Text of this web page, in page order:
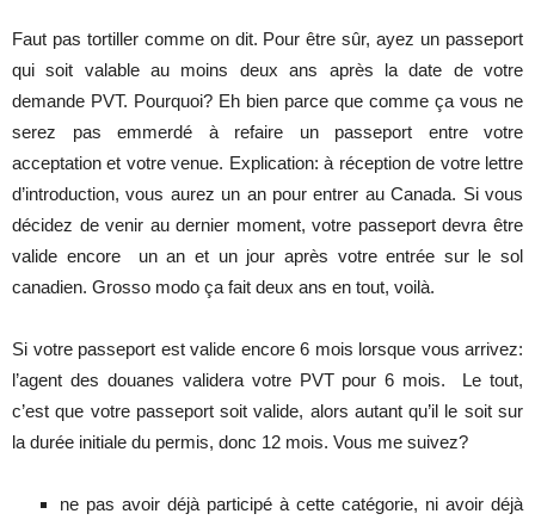
Faut pas tortiller comme on dit. Pour être sûr, ayez un passeport
qui soit valable au moins deux ans après la date de votre
demande PVT. Pourquoi? Eh bien parce que comme ça vous ne
serez pas emmerdé à refaire un passeport entre votre
acceptation et votre venue. Explication: à réception de votre lettre
d’introduction, vous aurez un an pour entrer au Canada. Si vous
décidez de venir au dernier moment, votre passeport devra être
valide encore un an et un jour après votre entrée sur le sol
canadien. Grosso modo ça fait deux ans en tout, voilà.
Si votre passeport est valide encore 6 mois lorsque vous arrivez:
l’agent des douanes validera votre PVT pour 6 mois. Le tout,
c’est que votre passeport soit valide, alors autant qu’il le soit sur
la durée initiale du permis, donc 12 mois. Vous me suivez?
ne pas avoir déjà participé à cette catégorie, ni avoir déjà